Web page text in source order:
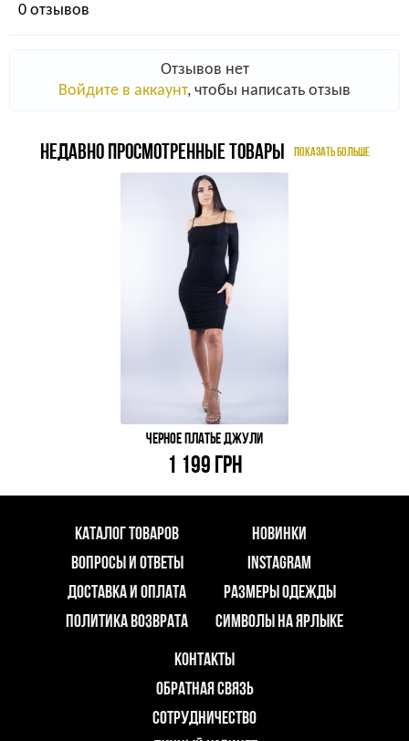
0 отзывов
Отзывов нет
Войдите в аккаунт, чтобы написать отзыв
НЕДАВНО ПРОСМОТРЕННЫЕ ТОВАРЫ ПОКАЗАТЬ БОЛЬШЕ
ЧЕРНОЕ ПЛАТЬЕ ДЖУЛИ
1 199 ГРН
КАТАЛОГ ТОВАРОВ
ВОПРОСЫ И ОТВЕТЫ
ДОСТАВКА И ОПЛАТА
ПОЛИТИКА ВОЗВРАТА
НОВИНКИ
INSTAGRAM
РАЗМЕРЫ ОДЕЖДЫ
СИМВОЛЫ НА ЯРЛЫКЕ
КОНТАКТЫ
ОБРАТНАЯ СВЯЗЬ
СОТРУДНИЧЕСТВО